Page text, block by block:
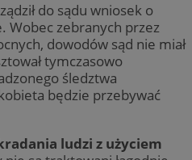
do sądu wniosek o
Wobec zebranych przez
dowodów sąd nie miał
tymczasowo
śledztwa
będzie przebywać
ludzi z użyciem